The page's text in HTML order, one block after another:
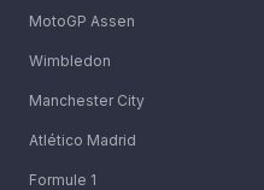
MotoGP Assen
Wimbledon
Manchester City
Atlético Madrid
Formule 1